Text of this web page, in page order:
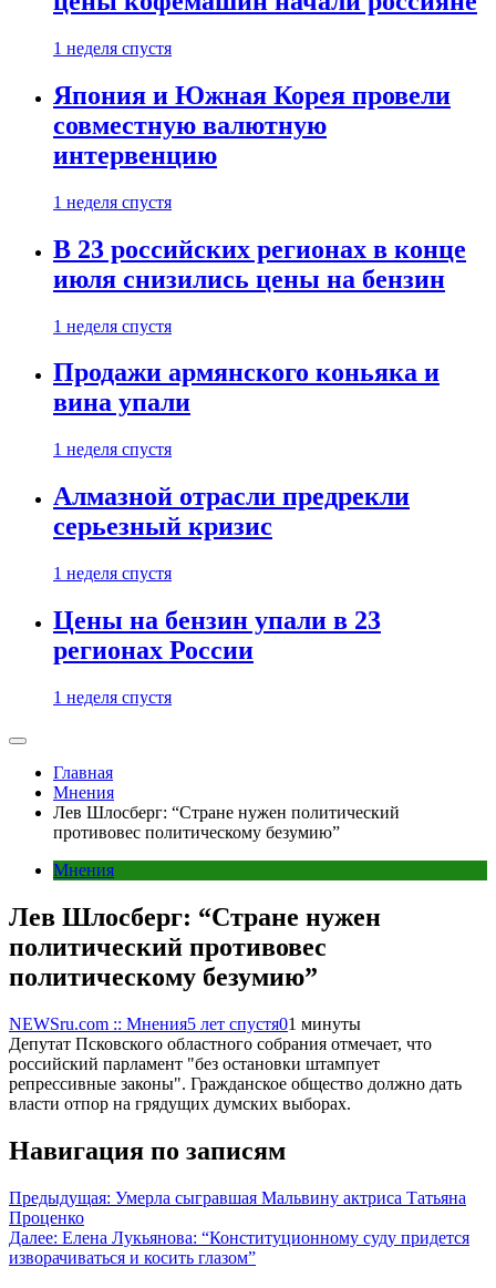
1 неделя спустя
Япония и Южная Корея провели
совместную валютную
интервенцию
1 неделя спустя
В 23 российских регионах в конце
июля снизились цены на бензин
1 неделя спустя
Продажи армянского коньяка и
вина упали
1 неделя спустя
Алмазной отрасли предрекли
серьезный кризис
1 неделя спустя
Цены на бензин упали в 23
регионах России
1 неделя спустя
Главная
Мнения
Лев Шлосберг: “Стране нужен политический
противовес политическому безумию”
Мнения
Лев Шлосберг: “Стране нужен
политический противовес
политическому безумию”
NEWSru.com :: Мнения5 лет спустя01 минуты
Депутат Псковского областного собрания отмечает, что
российский парламент "без остановки штампует
репрессивные законы". Гражданское общество должно дать
власти отпор на грядущих думских выборах.
Навигация по записям
Предыдущая: Умерла сыгравшая Мальвину актриса Татьяна
Проценко
Далее: Елена Лукьянова: “Конституционному суду придется
изворачиваться и косить глазом”